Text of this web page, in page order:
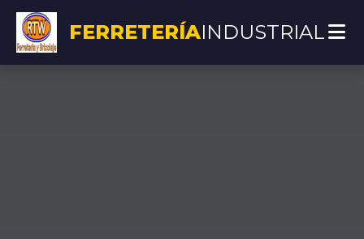
FERRETERÍAINDUSTRIAL